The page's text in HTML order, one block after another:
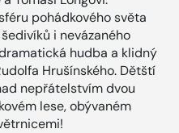
pohádkového světa
i nevázaného
hudba a klidný
Hrušínského. Dětští
nepřátelstvím dvou
lese, obývaném